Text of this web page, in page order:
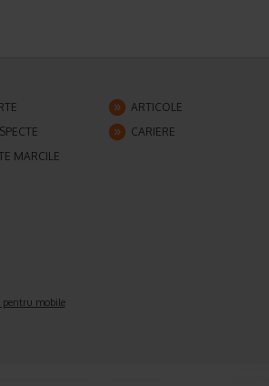
ARTICOLE
CARIERE
MARCILE
mobile